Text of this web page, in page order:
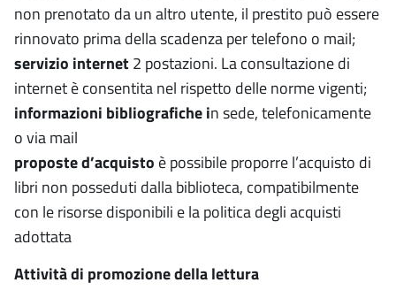
non prenotato da un altro utente, il prestito può essere
rinnovato prima della scadenza per telefono o mail;
servizio internet2 postazioni. La consultazione di
internet è consentita nel rispetto delle norme vigenti;
informazioni bibliografiche in sede, telefonicamente
o via mail
proposte d’acquisto è possibile proporre l’acquisto di
libri non posseduti dalla biblioteca, compatibilmente
con le risorse disponibili e la politica degli acquisti
adottata
Attività di promozione della lettura